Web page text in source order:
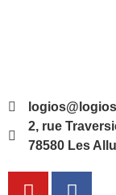
2, rue
78580 Les